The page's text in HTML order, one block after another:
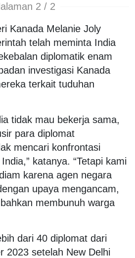
2 / 2
Kanada Melanie Joly
telah meminta India
diplomatik enam
investigasi Kanada
terkait tuduhan
tidak mau bekerja sama,
para diplomat
mencari konfrontasi
katanya. “Tetapi kami
karena agen negara
upaya mengancam,
membunuh warga
dari 40 diplomat dari
2023 setelah New Delhi